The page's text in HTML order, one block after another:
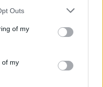
Outs
of my
of my
grieķu gaumē!)